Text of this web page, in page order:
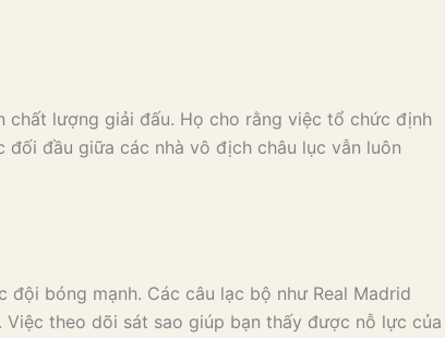
chất lượng giải đấu. Họ cho rằng việc tổ chức định
đầu giữa các nhà vô địch châu lục vẫn luôn
đội bóng mạnh. Các câu lạc bộ như Real Madrid
theo dõi sát sao giúp bạn thấy được nỗ lực của